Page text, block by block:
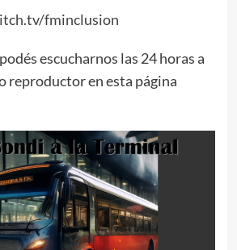
fminclusion
escucharnos las 24 horas a
reproductor en esta página